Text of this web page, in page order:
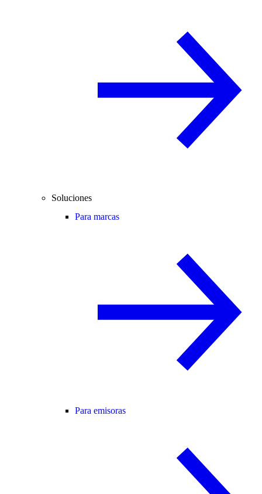
Soluciones
Para marcas
Para emisoras